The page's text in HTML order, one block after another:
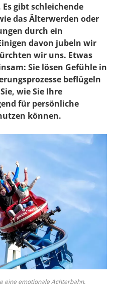
gibt schleichende
das Älterwerden oder
durch ein
davon jubeln wir
wir uns. Etwas
Sie lösen Gefühle in
beflügeln
wie Sie Ihre
für persönliche
können.
eine emotionale Achterbahn.